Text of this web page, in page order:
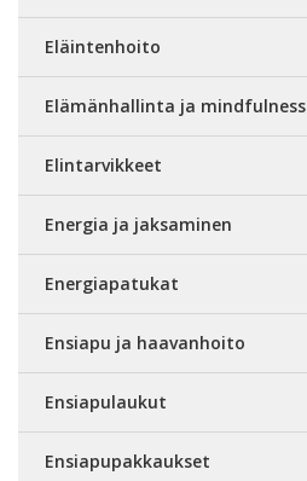
Eläintenhoito
Elämänhallinta ja mindfulness
Elintarvikkeet
Energia ja jaksaminen
Energiapatukat
Ensiapu ja haavanhoito
Ensiapulaukut
Ensiapupakkaukset